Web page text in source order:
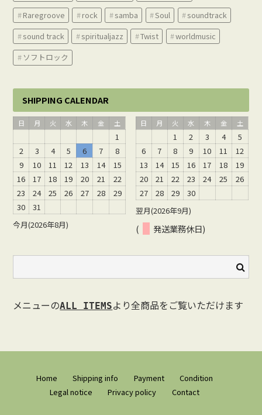
Raregroove
rock samba Soul
soundtrack
sound track
spiritualjazz Twist
worldmusic
ソフトロック
SHIPPING CALENDAR
今月(2026年8月)
日 月 火 水 木 金 土
1
2
3 4 5 6 7
8
9
10 11 12 13 14
15
16
17 18 19 20 21
22
23
24 25 26 27 28
29
30
31 翌月(2026年9月)
日 月 火 水 木 金 土
1 2 3 4
5
6
7 8 9 10 11
12
13
14 15 16 17 18
19
20
21 22 23 24 25
26
27
28 29 30
( 発送業務休日)
メニューのALL ITEMSより全商品をご覧いただけます
Home Shipping info Payment
Condition
Legal notice
Privacy policy Contact